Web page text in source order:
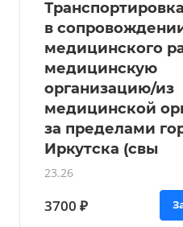
в
медицинского
медицинскую
организацию/из
медицинской
за пределами
Иркутска (свы
23.26
3700 ₽